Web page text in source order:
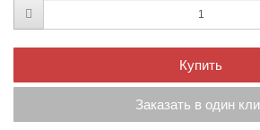
Купить
Заказать в один